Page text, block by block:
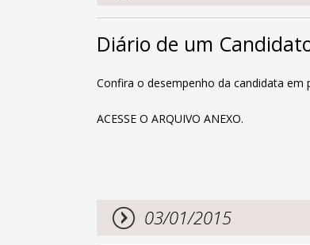
Diário de um
Confira o desempenho da candidata
ACESSE O ARQUIVO ANEXO.
03/01/2015